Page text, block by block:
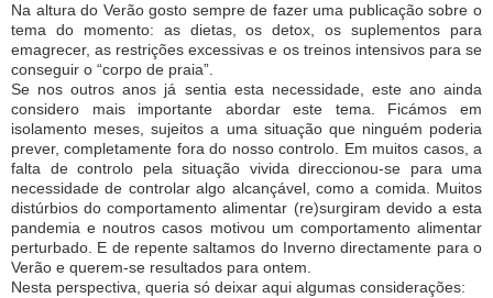
Na altura do Verão gosto sempre de fazer uma publicação sobre o
tema do momento: as dietas, os detox, os suplementos para
emagrecer, as restrições excessivas e os treinos intensivos para se
conseguir o “corpo de praia”.
Se nos outros anos já sentia esta necessidade, este ano ainda
considero mais importante abordar este tema. Ficámos em
isolamento meses, sujeitos a uma situação que ninguém poderia
prever, completamente fora do nosso controlo. Em muitos casos, a
falta de controlo pela situação vivida direccionou-se para uma
necessidade de controlar algo alcançável, como a comida. Muitos
distúrbios do comportamento alimentar (re)surgiram devido a esta
pandemia e noutros casos motivou um comportamento alimentar
perturbado. E de repente saltamos do Inverno directamente para o
Verão e querem-se resultados para ontem.
Nesta perspectiva, queria só deixar aqui algumas considerações: